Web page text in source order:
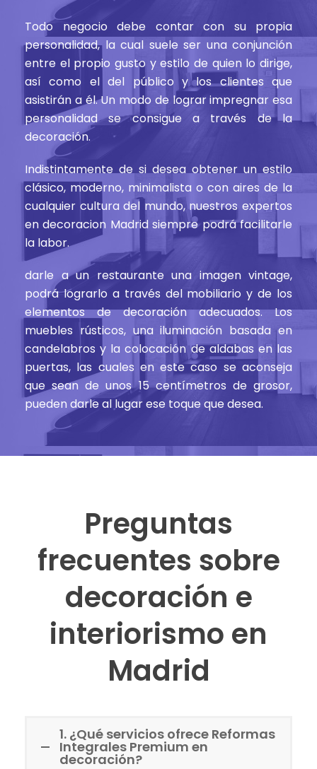
Todo negocio debe contar con su propia
personalidad, la cual suele ser una conjunción
entre el propio gusto y estilo de quien lo dirige,
así como el del público y los clientes que
asistirán a él. Un modo de lograr impregnar esa
personalidad se consigue a través de la
decoración.
Indistintamente de si desea obtener un estilo
clásico, moderno, minimalista o con aires de la
cualquier cultura del mundo, nuestros expertos
en decoracion Madrid siempre podrá facilitarle
la labor.
darle a un restaurante una imagen vintage,
podrá lograrlo a través del mobiliario y de los
elementos de decoración adecuados. Los
muebles rústicos, una iluminación basada en
candelabros y la colocación de aldabas en las
puertas, las cuales en este caso se aconseja
que sean de unos 15 centímetros de grosor,
pueden darle al lugar ese toque que desea.
Preguntas
frecuentes sobre
decoración e
interiorismo en
Madrid
1. ¿Qué servicios ofrece Reformas
Integrales Premium en
decoración?